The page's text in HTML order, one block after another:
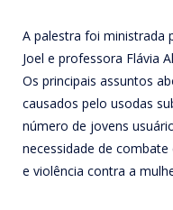
A palestra foi ministrada
Joel e professora Flávia
Os principais assuntos
causados pelo usodas
número de jovens
necessidade de
e violência contra a